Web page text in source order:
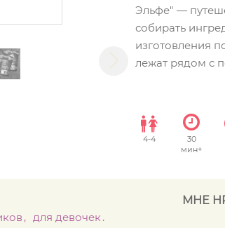
Эльфе" —
собирать
изготовления
лежат рядом с
4-4
30
мин+
для девочек
МНЕ